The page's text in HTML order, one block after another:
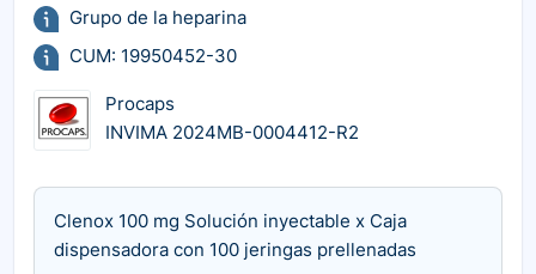
Grupo de la heparina
CUM: 19950452-30
Procaps
INVIMA 2024MB-0004412-R2
Clenox 100 mg Solución inyectable x Caja
dispensadora con 100 jeringas prellenadas